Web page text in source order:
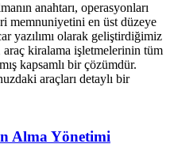
anahtarı, operasyonları
memnuniyetini en üst düzeye
yazılımı olarak geliştirdiğimiz
kiralama işletmelerinin tüm
kapsamlı bir çözümdür.
araçları detaylı bir
Alma Yönetimi